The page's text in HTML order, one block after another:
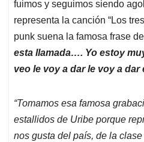
fuimos y seguimos siendo
representa la canción “Los
punk suena la famosa frase
esta llamada…. Yo estoy
veo le voy a dar le voy a dar
“Tomamos esa famosa
estallidos de Uribe porque
nos gusta del país, de la